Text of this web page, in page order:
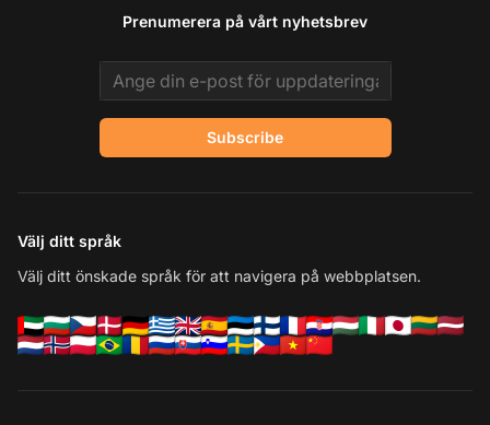
Prenumerera på vårt nyhetsbrev
Email address
Subscribe
Välj ditt språk
Välj ditt önskade språk för att navigera på webbplatsen.